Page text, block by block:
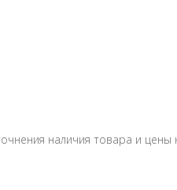
наличия товара и